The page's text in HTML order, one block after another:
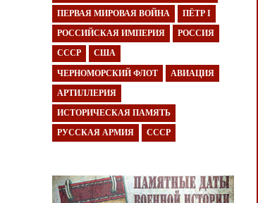
ПЕРВАЯ МИРОВАЯ ВОЙНА ПЁТР I
РОССИЙСКАЯ ИМПЕРИЯ РОССИЯ
СССР США
ЧЕРНОМОРСКИЙ ФЛОТ АВИАЦИЯ
АРТИЛЛЕРИЯ
ИСТОРИЧЕСКАЯ ПАМЯТЬ
РУССКАЯ АРМИЯ СССР